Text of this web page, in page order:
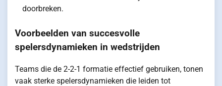
doorbreken.
Voorbeelden van succesvolle
spelersdynamieken in wedstrijden
Teams die de 2-2-1 formatie effectief gebruiken, tonen
vaak sterke spelersdynamieken die leiden tot